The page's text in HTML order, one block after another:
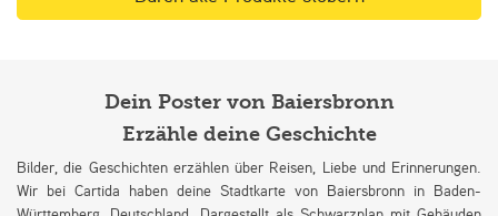
Dein Poster von Baiersbronn
Erzähle deine Geschichte
Bilder, die Geschichten erzählen über Reisen, Liebe und Erinnerungen.
Wir bei Cartida haben deine Stadtkarte von Baiersbronn in Baden-